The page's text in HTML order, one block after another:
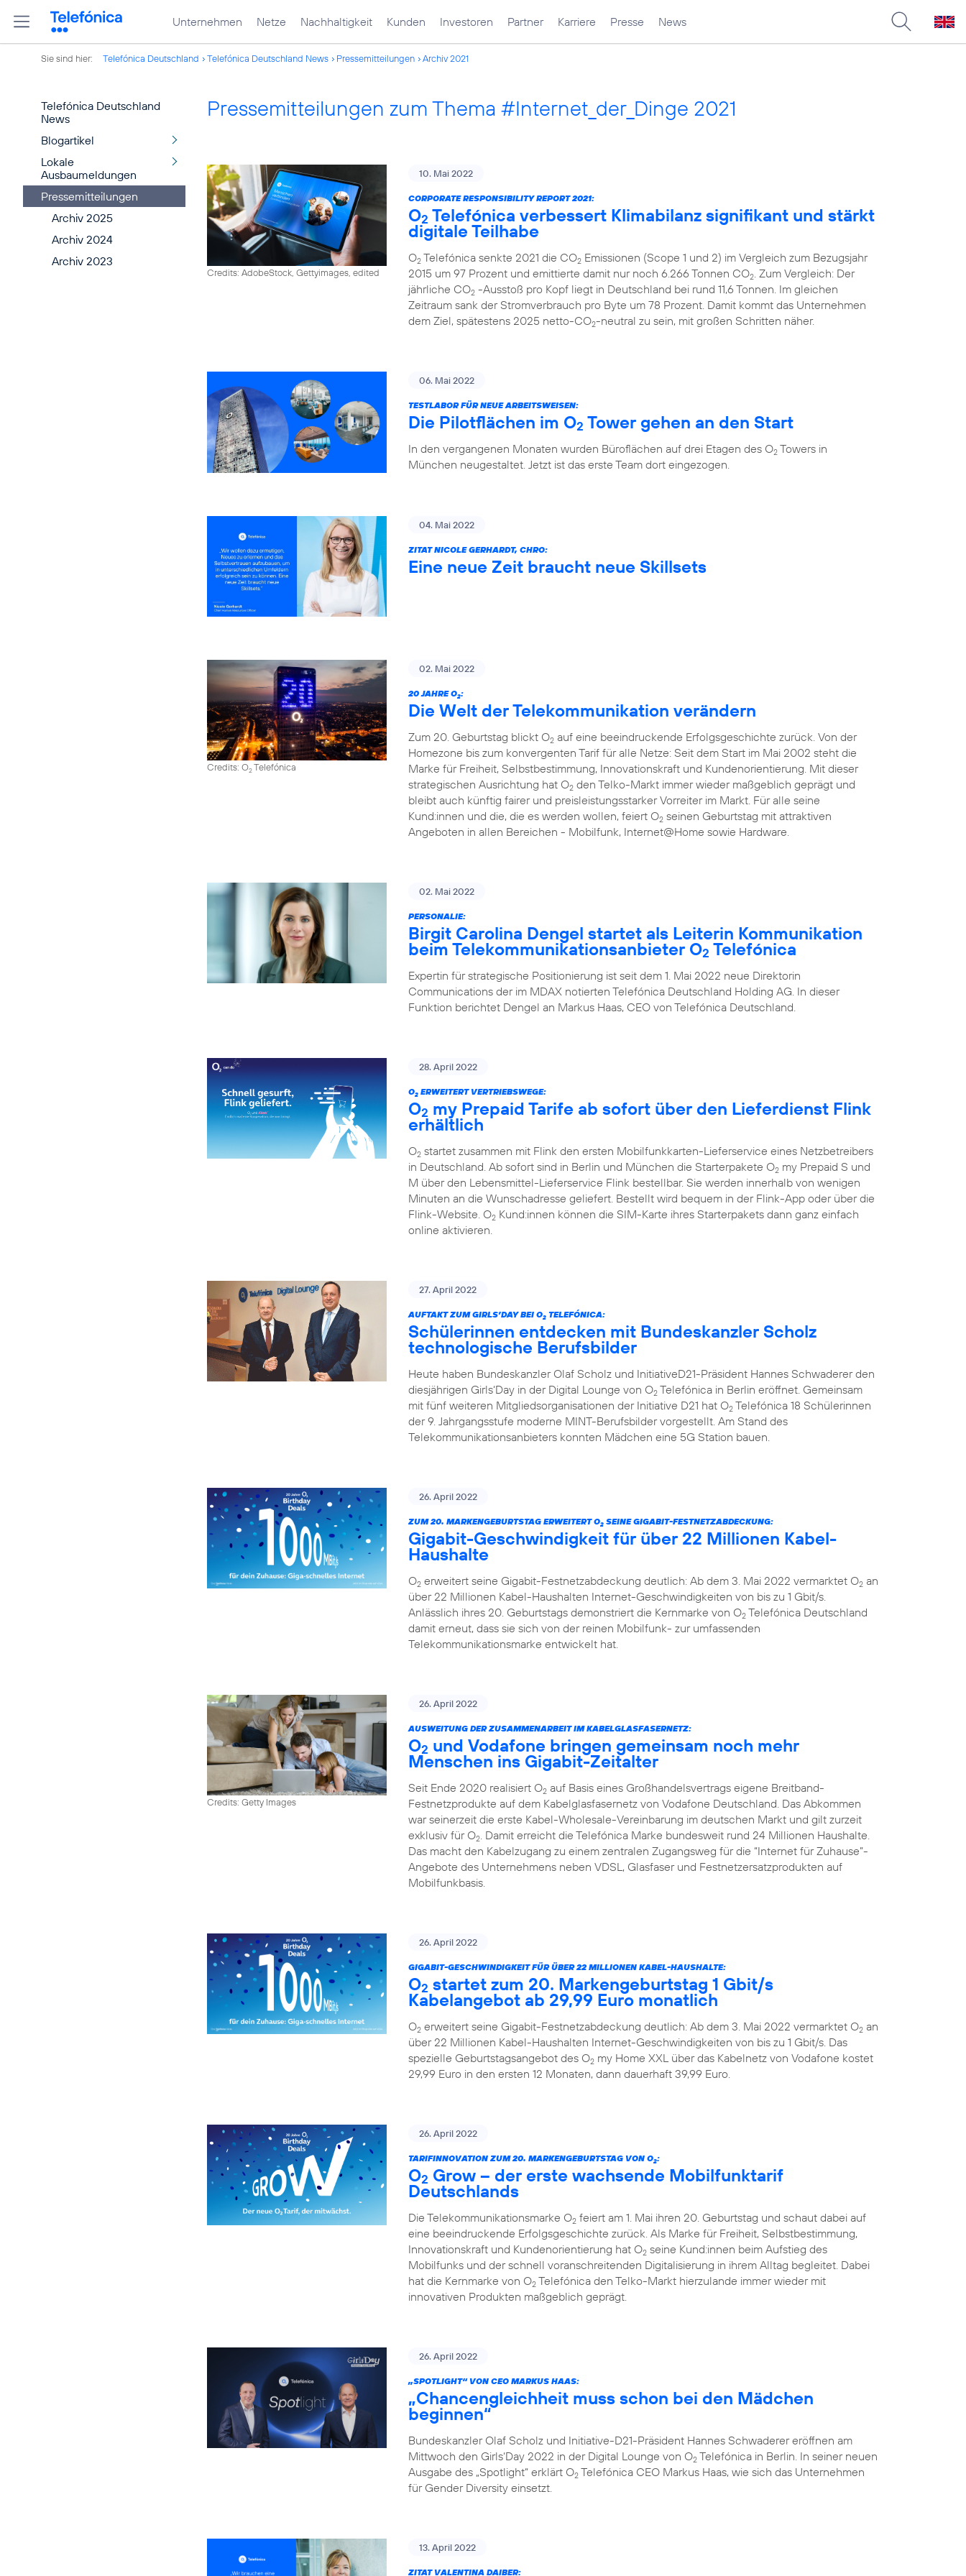
Unternehmen Netze Nachhaltigkeit Kunden Investoren Partner Karriere Presse News
Sie sind hier: Telefónica Deutschland Telefónica Deutschland News Pressemitteilungen Archiv 2021
Telefónica Deutschland
News
Blogartikel
Lokale
Ausbaumeldungen
Pressemitteilungen
Archiv 2025
Archiv 2024
Archiv 2023
Pressemitteilungen zum Thema #Internet_der_Dinge 2021
Credits: AdobeStock, Gettyimages, edited
10. Mai 2022
CORPORATE RESPONSIBILITY REPORT 2021:
O2 Telefónica verbessert Klimabilanz signifikant und stärkt
digitale Teilhabe
O2 Telefónica senkte 2021 die CO2 Emissionen (Scope 1 und 2) im Vergleich zum Bezugsjahr
2015 um 97 Prozent und emittierte damit nur noch 6.266 Tonnen CO2. Zum Vergleich: Der
jährliche CO2 -Ausstoß pro Kopf liegt in Deutschland bei rund 11,6 Tonnen. Im gleichen
Zeitraum sank der Stromverbrauch pro Byte um 78 Prozent. Damit kommt das Unternehmen
dem Ziel, spätestens 2025 netto-CO2-neutral zu sein, mit großen Schritten näher.
06. Mai 2022
TESTLABOR FÜR NEUE ARBEITSWEISEN:
Die Pilotflächen im O2 Tower gehen an den Start
In den vergangenen Monaten wurden Büroflächen auf drei Etagen des O2 Towers in
München neugestaltet. Jetzt ist das erste Team dort eingezogen.
04. Mai 2022
ZITAT NICOLE GERHARDT, CHRO:
Eine neue Zeit braucht neue Skillsets
Credits: O2Telefónica
02. Mai 2022
20 JAHRE O2:
Die Welt der Telekommunikation verändern
Zum 20. Geburtstag blickt O2 auf eine beeindruckende Erfolgsgeschichte zurück. Von der
Homezone bis zum konvergenten Tarif für alle Netze: Seit dem Start im Mai 2002 steht die
Marke für Freiheit, Selbstbestimmung, Innovationskraft und Kundenorientierung. Mit dieser
strategischen Ausrichtung hat O2 den Telko-Markt immer wieder maßgeblich geprägt und
bleibt auch künftig fairer und preisleistungsstarker Vorreiter im Markt. Für alle seine
Kund:innen und die, die es werden wollen, feiert O2 seinen Geburtstag mit attraktiven
Angeboten in allen Bereichen - Mobilfunk, Internet@Home sowie Hardware.
02. Mai 2022
PERSONALIE:
Birgit Carolina Dengel startet als Leiterin Kommunikation
beim Telekommunikationsanbieter O2 Telefónica
Expertin für strategische Positionierung ist seit dem 1. Mai 2022 neue Direktorin
Communications der im MDAX notierten Telefónica Deutschland Holding AG. In dieser
Funktion berichtet Dengel an Markus Haas, CEO von Telefónica Deutschland.
28. April 2022
O2 ERWEITERT VERTRIEBSWEGE:
O2 my Prepaid Tarife ab sofort über den Lieferdienst Flink
erhältlich
O2 startet zusammen mit Flink den ersten Mobilfunkkarten-Lieferservice eines Netzbetreibers
in Deutschland. Ab sofort sind in Berlin und München die Starterpakete O2 my Prepaid S und
M über den Lebensmittel-Lieferservice Flink bestellbar. Sie werden innerhalb von wenigen
Minuten an die Wunschadresse geliefert. Bestellt wird bequem in der Flink-App oder über die
Flink-Website. O2 Kund:innen können die SIM-Karte ihres Starterpakets dann ganz einfach
online aktivieren.
27. April 2022
AUFTAKT ZUM GIRLS’DAY BEI O2 TELEFÓNICA:
Schülerinnen entdecken mit Bundeskanzler Scholz
technologische Berufsbilder
Heute haben Bundeskanzler Olaf Scholz und InitiativeD21-Präsident Hannes Schwaderer den
diesjährigen Girls‘Day in der Digital Lounge von O2 Telefónica in Berlin eröffnet. Gemeinsam
mit fünf weiteren Mitgliedsorganisationen der Initiative D21 hat O2 Telefónica 18 Schülerinnen
der 9. Jahrgangsstufe moderne MINT-Berufsbilder vorgestellt. Am Stand des
Telekommunikationsanbieters konnten Mädchen eine 5G Station bauen.
26. April 2022
ZUM 20. MARKENGEBURTSTAG ERWEITERT O2 SEINE GIGABIT-FESTNETZABDECKUNG:
Gigabit-Geschwindigkeit für über 22 Millionen Kabel-
Haushalte
O2 erweitert seine Gigabit-Festnetzabdeckung deutlich: Ab dem 3. Mai 2022 vermarktet O2 an
über 22 Millionen Kabel-Haushalten Internet-Geschwindigkeiten von bis zu 1 Gbit/s.
Anlässlich ihres 20. Geburtstags demonstriert die Kernmarke von O2 Telefónica Deutschland
damit erneut, dass sie sich von der reinen Mobilfunk- zur umfassenden
Telekommunikationsmarke entwickelt hat.
Credits: Getty Images
26. April 2022
AUSWEITUNG DER ZUSAMMENARBEIT IM KABELGLASFASERNETZ:
O2 und Vodafone bringen gemeinsam noch mehr
Menschen ins Gigabit-Zeitalter
Seit Ende 2020 realisiert O2 auf Basis eines Großhandelsvertrags eigene Breitband-
Festnetzprodukte auf dem Kabelglasfasernetz von Vodafone Deutschland. Das Abkommen
war seinerzeit die erste Kabel-Wholesale-Vereinbarung im deutschen Markt und gilt zurzeit
exklusiv für O2 . Damit erreicht die Telefónica Marke bundesweit rund 24 Millionen Haushalte.
Das macht den Kabelzugang zu einem zentralen Zugangsweg für die “Internet für Zuhause”-
Angebote des Unternehmens neben VDSL, Glasfaser und Festnetzersatzprodukten auf
Mobilfunkbasis.
26. April 2022
GIGABIT-GESCHWINDIGKEIT FÜR ÜBER 22 MILLIONEN KABEL-HAUSHALTE:
O2 startet zum 20. Markengeburtstag 1 Gbit/s
Kabelangebot ab 29,99 Euro monatlich
O2 erweitert seine Gigabit-Festnetzabdeckung deutlich: Ab dem 3. Mai 2022 vermarktet O2 an
über 22 Millionen Kabel-Haushalten Internet-Geschwindigkeiten von bis zu 1 Gbit/s. Das
spezielle Geburtstagsangebot des O2 my Home XXL über das Kabelnetz von Vodafone kostet
29,99 Euro in den ersten 12 Monaten, dann dauerhaft 39,99 Euro.
26. April 2022
TARIFINNOVATION ZUM 20. MARKENGEBURTSTAG VON O2:
O2 Grow – der erste wachsende Mobilfunktarif
Deutschlands
Die Telekommunikationsmarke O2 feiert am 1. Mai ihren 20. Geburtstag und schaut dabei auf
eine beeindruckende Erfolgsgeschichte zurück. Als Marke für Freiheit, Selbstbestimmung,
Innovationskraft und Kundenorientierung hat O2 seine Kund:innen beim Aufstieg des
Mobilfunks und der schnell voranschreitenden Digitalisierung in ihrem Alltag begleitet. Dabei
hat die Kernmarke von O2 Telefónica den Telko-Markt hierzulande immer wieder mit
innovativen Produkten maßgeblich geprägt.
26. April 2022
„SPOTLIGHT“ VON CEO MARKUS HAAS:
„Chancengleichheit muss schon bei den Mädchen
beginnen“
Bundeskanzler Olaf Scholz und Initiative-D21-Präsident Hannes Schwaderer eröffnen am
Mittwoch den Girls‘Day 2022 in der Digital Lounge von O2 Telefónica in Berlin. In seiner neuen
Ausgabe des „Spotlight“ erklärt O2 Telefónica CEO Markus Haas, wie sich das Unternehmen
für Gender Diversity einsetzt.
13. April 2022
ZITAT VALENTINA DAIBER: